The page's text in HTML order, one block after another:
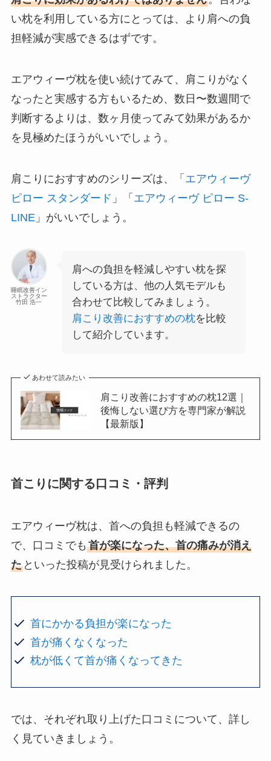
い枕を利用している方にとっては、より肩への負
担軽減が実感できるはずです。
エアウィーヴ枕を使い続けてみて、肩こりがなく
なったと実感する方もいるため、数日〜数週間で
判断するよりは、数ヶ月使ってみて効果があるか
を見極めたほうがいいでしょう。
肩こりにおすすめのシリーズは、「 エアウィーヴ
ピロー スタンダード 」「 エアウィーヴ ピロー S-
LINE 」がいいでしょう。
睡眠改善イン
ストラクター
竹田 浩一
肩への負担を軽減しやすい枕を探
している方は、他の人気モデルも
合わせて比較してみましょう。
肩こり改善におすすめの枕を比較
して紹介しています。
あわせて読みたい
肩こり改善におすすめの枕12選｜
後悔しない選び方を専門家が解説
【最新版】
首こりに関する口コミ・評判
エアウィーヴ枕は、首への負担も軽減できるの
で、口コミでも 首が楽になった、首の痛みが消え
たといった投稿が見受けられました。
首にかかる負担が楽になった
首が痛くなくなった
枕が低くて首が痛くなってきた
では、それぞれ取り上げた口コミについて、詳し
く見ていきましょう。